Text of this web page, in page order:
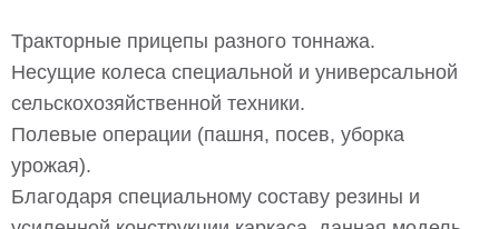
Тракторные прицепы разного тоннажа.
Несущие колеса специальной и универсальной
сельскохозяйственной техники.
Полевые операции (пашня, посев, уборка
урожая).
Благодаря специальному составу резины и